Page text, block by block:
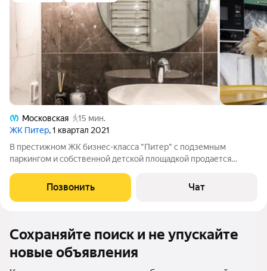
Московская
15 мин.
ЖК Питер, 1 квартал 2021
В престижном ЖК бизнес-класса "Питер" с подземным
паркингом и собственной детской площадкой продается
функционально зонированным пространством, включающим
остеклённый балкон общей площадью почти
Позвонить Чат
Сохраняйте поиск и не упускайте
новые объявления